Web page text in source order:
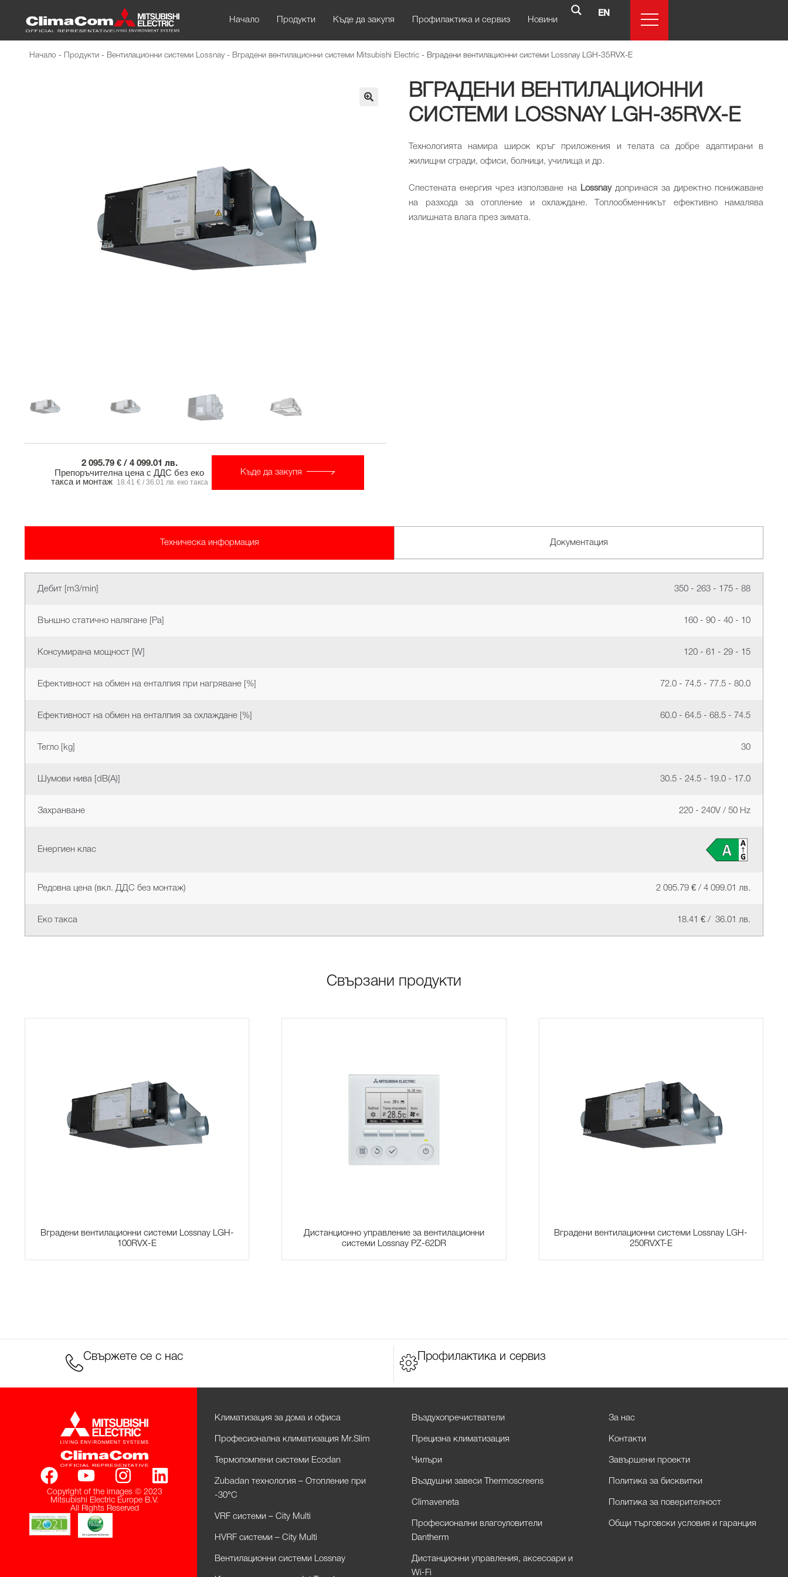
Начало Продукти Къде да закупя Профилактика и сервиз Новини
EN
Начало - Продукти - Вентилационни системи Lossnay - Вградени вентилационни системи Mitsubishi Electric - Вградени вентилационни системи Lossnay LGH-35RVX-E
2 095.79 € / 4 099.01 лв.
Препоръчителна цена с ДДС без еко
такса и монтаж 18.41 € / 36.01 лв. еко такса
Къде да закупя
ВГРАДЕНИ ВЕНТИЛАЦИОННИ
СИСТЕМИ LOSSNAY LGH-35RVX-E
Технологията намира широк кръг приложения и телата са добре адаптирани в
жилищни сгради, офиси, болници, училища и др.
Спестената енергия чрез използване на Lossnayдопринася за директно понижаване
на разхода за отопление и охлаждане. Tоплообменникът ефективно намалява
излишната влага през зимата.
Техническа информация Документация
Дебит [m3/min] 350 - 263 - 175 - 88
Външно статично налягане [Pa] 160 - 90 - 40 - 10
Консумирана мощност [W] 120 - 61 - 29 - 15
Ефективност на обмен на енталпия при нагряване [%] 72.0 - 74.5 - 77.5 - 80.0
Ефективност на обмен на енталпия за охлаждане [%] 60.0 - 64.5 - 68.5 - 74.5
Тегло [kg] 30
Шумови нива [dB(A)] 30.5 - 24.5 - 19.0 - 17.0
Захранване 220 - 240V / 50 Hz
Енергиен клас
Редовна цена (вкл. ДДС без монтаж) 2 095.79 € / 4 099.01 лв.
Еко такса 18.41 € / 36.01 лв.
Свързани продукти
Вградени вентилационни системи Lossnay LGH-
100RVX-E
Дистанционно управление за вентилационни
системи Lossnay PZ-62DR
Вградени вентилационни системи Lossnay LGH-
250RVXT-E
Свържете се с нас Профилактика и сервиз
Copyright of the images © 2023
Mitsubishi Electric Europe B.V.
All Rights Reserved
Климатизация за дома и офиса
Професионална климатизация Mr.Slim
Термопомпени системи Ecodan
Zubadan технология – Отопление при
-30°С
VRF системи – City Multi
HVRF системи – City Multi
Вентилационни системи Lossnay
Въздухопречистватели
Прецизна климатизация
Чилъри
Въздушни завеси Thermoscreens
Climaveneta
Професионални влагоуловители
Dantherm
Дистанционни управления, аксесоари и
Wi-Fi
За нас
Контакти
Завършени проекти
Политика за бисквитки
Политика за поверителност
Общи търговски условия и гаранция